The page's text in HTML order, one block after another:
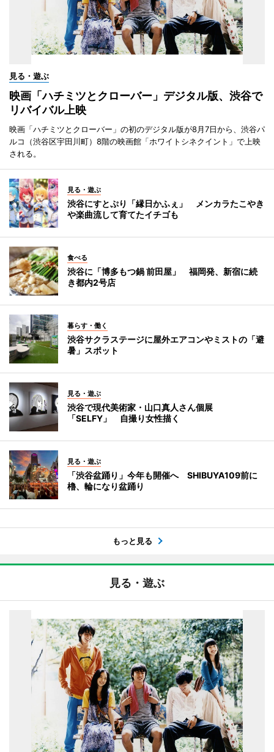
見る・遊ぶ
映画「ハチミツとクローバー」デジタル版、渋谷で
リバイバル上映
映画「ハチミツとクローバー」の初のデジタル版が8月7日から、渋谷パ
ルコ（渋谷区宇田川町）8階の映画館「ホワイトシネクイント」で上映
される。
見る・遊ぶ
渋谷にすとぷり「縁日かふぇ」 メンカラたこやき
や楽曲流して育てたイチゴも
食べる
渋谷に「博多もつ鍋 前田屋」 福岡発、新宿に続
き都内2号店
暮らす・働く
渋谷サクラステージに屋外エアコンやミストの「避
暑」スポット
見る・遊ぶ
渋谷で現代美術家・山口真人さん個展
「SELFY」 自撮り女性描く
見る・遊ぶ
「渋谷盆踊り」今年も開催へ SHIBUYA109前に
櫓、輪になり盆踊り
もっと見る
見る・遊ぶ